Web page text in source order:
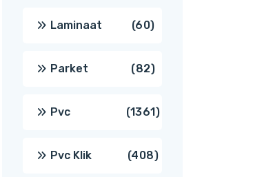
producten
Laminaat 6060
producten
Parket 8282
producten
Pvc 13611361
producten
Pvc Klik 408408